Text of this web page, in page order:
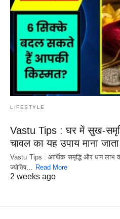
LIFESTYLE
Vastu Tips : घर में सुख-
चावल का यह उपाय माना
Vastu Tips : आर्थिक समृद्धि और धन लाभ
ज्योतिष… Read More
2 weeks ago